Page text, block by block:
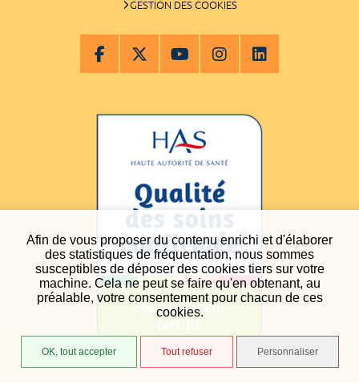
Afin de vous proposer du contenu enrichi et d'élaborer
des statistiques de fréquentation, nous sommes
susceptibles de déposer des cookies tiers sur votre
machine. Cela ne peut se faire qu'en obtenant, au
préalable, votre consentement pour chacun de ces
cookies.
OK, tout accepter Tout refuser Personnaliser
GESTION DES COOKIES